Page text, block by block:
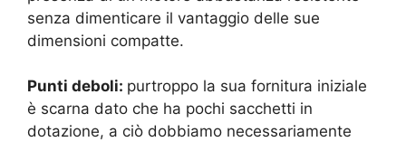
senza dimenticare il vantaggio delle sue
dimensioni compatte.
Punti deboli: purtroppo la sua fornitura iniziale
è scarna dato che ha pochi sacchetti in
dotazione, a ciò dobbiamo necessariamente